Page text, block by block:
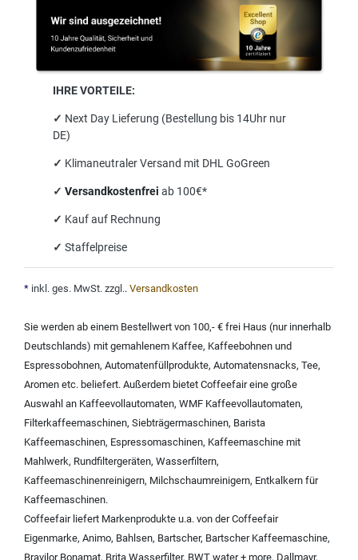
IHRE VORTEILE:
✓ Next Day Lieferung (Bestellung bis 14Uhr nur
DE)
✓ Klimaneutraler Versand mit DHL GoGreen
✓ Versandkostenfrei ab 100€*
✓ Kauf auf Rechnung
✓ Staffelpreise
* inkl. ges. MwSt. zzgl.. Versandkosten
Sie werden ab einem Bestellwert von 100,- € frei Haus (nur innerhalb
Deutschlands) mit gemahlenem Kaffee, Kaffeebohnen und
Espressobohnen, Automatenfüllprodukte, Automatensnacks, Tee,
Aromen etc. beliefert. Außerdem bietet Coffeefair eine große
Auswahl an Kaffeevollautomaten, WMF Kaffeevollautomaten,
Filterkaffeemaschinen, Siebträgermaschinen, Barista
Kaffeemaschinen, Espressomaschinen, Kaffeemaschine mit
Mahlwerk, Rundfiltergeräten, Wasserfiltern,
Kaffeemaschinenreinigern, Milchschaumreinigern, Entkalkern für
Kaffeemaschinen.
Coffeefair liefert Markenprodukte u.a. von derCoffeefair
Eigenmarke, Animo, Bahlsen, Bartscher, Bartscher Kaffeemaschine,
Bravilor Bonamat, Brita Wasserfilter, BWT water + more, Dallmayr,